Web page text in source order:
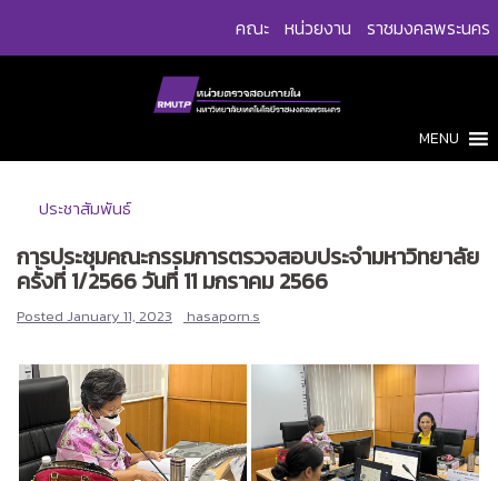
to
คณะ หน่วยงาน ราชมงคลพระนคร
MENU
ประชาสัมพันธ์
การประชุมคณะกรรมการตรวจสอบประจำมหาวิทยาลัย
ครั้งที่ 1/2566 วันที่ 11 มกราคม 2566
Posted January 11, 2023 hasaporn.s